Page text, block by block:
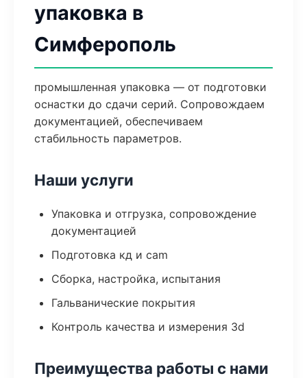
упаковка в
Симферополь
промышленная упаковка — от подготовки
оснастки до сдачи серий. Сопровождаем
документацией, обеспечиваем
стабильность параметров.
Наши услуги
Упаковка и отгрузка, сопровождение
документацией
Подготовка кд и cam
Сборка, настройка, испытания
Гальванические покрытия
Контроль качества и измерения 3d
Преимущества работы с нами